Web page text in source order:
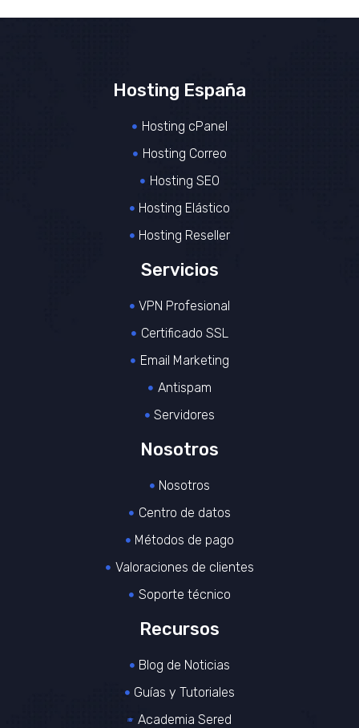
Hosting España
Hosting cPanel
Hosting Correo
Hosting SEO
Hosting Elástico
Hosting Reseller
Servicios
VPN Profesional
Certificado SSL
Email Marketing
Antispam
Servidores
Nosotros
Nosotros
Centro de datos
Métodos de pago
Valoraciones de clientes
Soporte técnico
Recursos
Blog de Noticias
Guías y Tutoriales
Academia Sered